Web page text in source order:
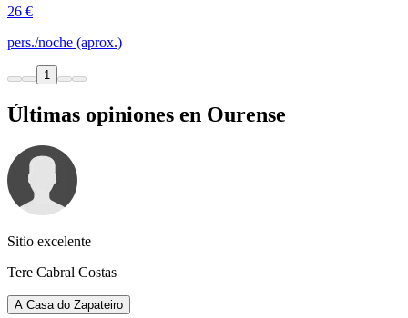
26 €
pers./noche (aprox.)
1
Últimas opiniones en Ourense
Sitio excelente
Tere Cabral Costas
A Casa do Zapateiro